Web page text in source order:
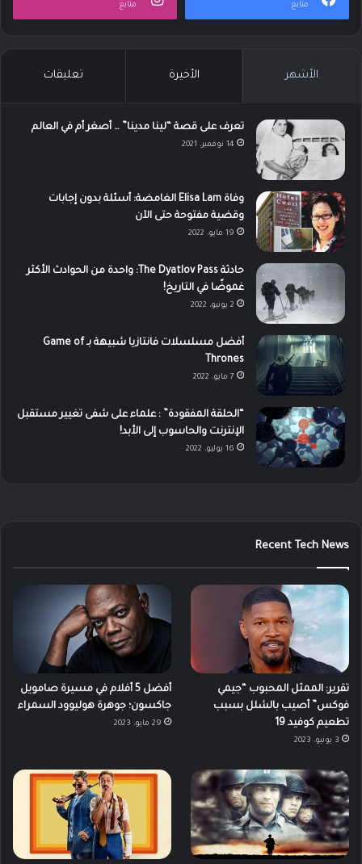
متابع متابع
الأشهر الأخيرة تعليقات
تعرف على قصة “لينا مدينا” … أصغر أم في العالم
14 نوفمبر، 2021
وفاة Elisa Lam الغامضة: أسئلة بدون إجابات
وقضية مفتوحة حتى الآن
19 مايو، 2022
حادثة The Dyatlov Pass: واحدة من الحوادث الأكثر
غموضًا في التاريخ!
2 يونيو، 2022
أفضل مسلسلات فانتازيا شبيهة بـ Game of
Thrones
7 مايو، 2022
“الحلقة المفقودة” : علماء على شفى تغيير مستقبل
الإنترنت والحاسوب إلى الأبد!
16 يوليو، 2022
Recent Tech News
تقرير: الممثل المحبوب “جيمي
فوكس” أصيب بالشلل بسبب
تطعيم كوفيد 19
3 يونيو، 2023
أفضل 5 أفلام في مسيرة صامويل
جاكسون؛ جوهرة هوليوود السمراء
29 مايو، 2023